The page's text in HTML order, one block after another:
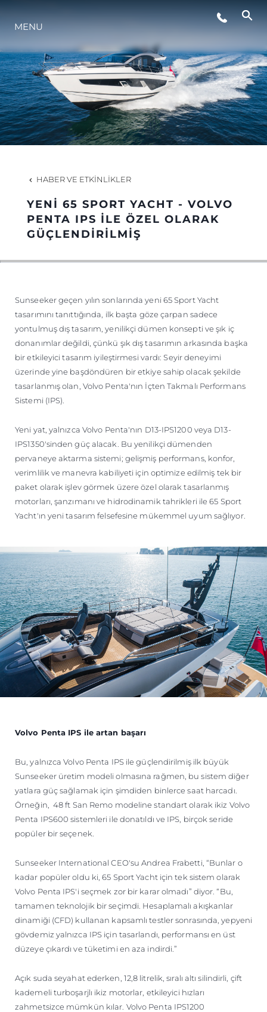
YAŞAM ŞEKLİ
YENILIK
ŞİRKET
MİRAS
MENU
HABER VE ETKINLIKLER
YENİ 65 SPORT YACHT - VOLVO
PENTA IPS İLE ÖZEL OLARAK
GÜÇLENDİRİLMİŞ
Sunseeker geçen yılın sonlarında yeni 65 Sport Yacht
tasarımını tanıttığında, ilk başta göze çarpan sadece
yontulmuş dış tasarım, yenilikçi dümen konsepti ve şık iç
donanımlar değildi, çünkü şık dış tasarımın arkasında başka
bir etkileyici tasarım iyileştirmesi vardı: Seyir deneyimi
üzerinde yine başdöndüren bir etkiye sahip olacak şekilde
tasarlanmış olan, Volvo Penta'nın İçten Takmalı Performans
Sistemi (IPS).
Yeni yat, yalnızca Volvo Penta'nın D13-IPS1200 veya D13-
IPS1350'sinden güç alacak. Bu yenilikçi dümenden
pervaneye aktarma sistemi; gelişmiş performans, konfor,
verimlilik ve manevra kabiliyeti için optimize edilmiş tek bir
paket olarak işlev görmek üzere özel olarak tasarlanmış
motorları, şanzımanı ve hidrodinamik tahrikleri ile 65 Sport
Yacht'ın yeni tasarım felsefesine mükemmel uyum sağlıyor.
Volvo Penta IPS ile artan başarı
Bu, yalnızca Volvo Penta IPS ile güçlendirilmiş ilk büyük
Sunseeker üretim modeli olmasına rağmen, bu sistem diğer
yatlara güç sağlamak için şimdiden binlerce saat harcadı.
Örneğin, 48 ft San Remo modeline standart olarak ikiz Volvo
Penta IPS600 sistemleri ile donatıldı ve IPS, birçok seride
popüler bir seçenek.
Sunseeker International CEO'su Andrea Frabetti, “Bunlar o
kadar popüler oldu ki, 65 Sport Yacht için tek sistem olarak
Volvo Penta IPS'i seçmek zor bir karar olmadı” diyor. “Bu,
tamamen teknolojik bir seçimdi. Hesaplamalı akışkanlar
dinamiği (CFD) kullanan kapsamlı testler sonrasında, yepyeni
gövdemiz yalnızca IPS için tasarlandı, performansı en üst
düzeye çıkardı ve tüketimi en aza indirdi.”
Açık suda seyahat ederken, 12,8 litrelik, sıralı altı silindirli, çift
kademeli turboşarjlı ikiz motorlar, etkileyici hızları
zahmetsizce mümkün kılar. Volvo Penta IPS1200